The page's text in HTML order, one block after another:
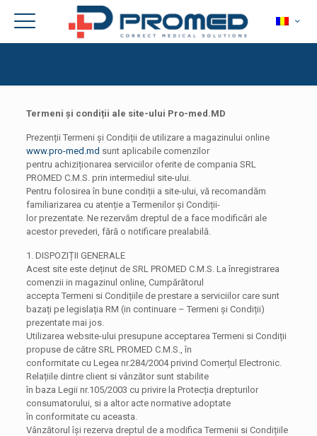
Termeni și condiții ale site-ului Pro-med.MD
Prezenții Termeni și Condiții de utilizare a magazinului online
www.pro-med.md sunt aplicabile comenzilor
pentru achiziționarea serviciilor oferite de compania SRL
PROMED C.M.S. prin intermediul site-ului.
Pentru folosirea în bune condiții a site-ului, vă recomandăm
familiarizarea cu atenție a Termenilor și Condiții-
lor prezentate. Ne rezervăm dreptul de a face modificări ale
acestor prevederi, fără o notificare prealabilă.
1. DISPOZIȚII GENERALE
Acest site este deținut de SRL PROMED C.M.S. La înregistrarea
comenzii in magazinul online, Cumpărătorul
accepta Termeni si Condițiile de prestare a serviciilor care sunt
bazați pe legislația RM (in continuare – Termeni și Condiții)
prezentate mai jos.
Utilizarea website-ului presupune acceptarea Termeni si Condiții
propuse de către SRL PROMED C.M.S., în
conformitate cu Legea nr.284/2004 privind Comerțul Electronic.
Relațiile dintre client si vânzător sunt stabilite
în baza Legii nr.105/2003 cu privire la Protecția drepturilor
consumatorului, si a altor acte normative adoptate
în conformitate cu aceasta.
Vânzătorul își rezerva dreptul de a modifica Termenii si Condițiile